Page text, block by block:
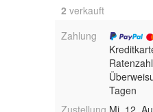
2 verkauft
Zahlung
Tagen
Zustellung Mi, 12.